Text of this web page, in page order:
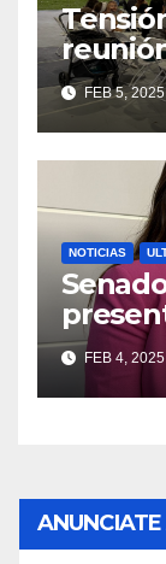
FEB 5,
NOTICIAS
FEB 4, 2025